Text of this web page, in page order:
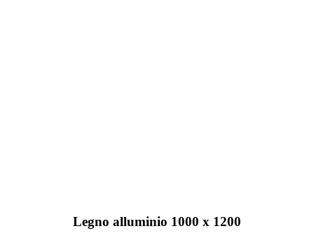
Legno alluminio 1000 x 1200